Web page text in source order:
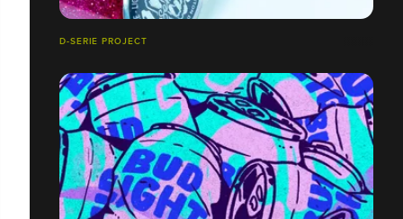
D-SERIE PROJECT